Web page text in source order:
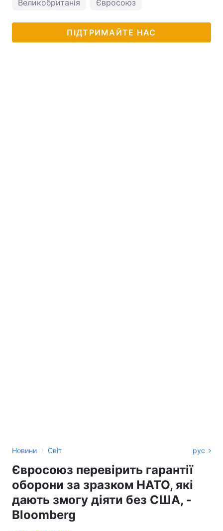
Великобританія Євросоюз
ПІДТРИМАЙТЕ НАС
Новини › Світ рус
Євросоюз перевірить гарантії
оборони за зразком НАТО, які
дають змогу діяти без США, -
Bloomberg